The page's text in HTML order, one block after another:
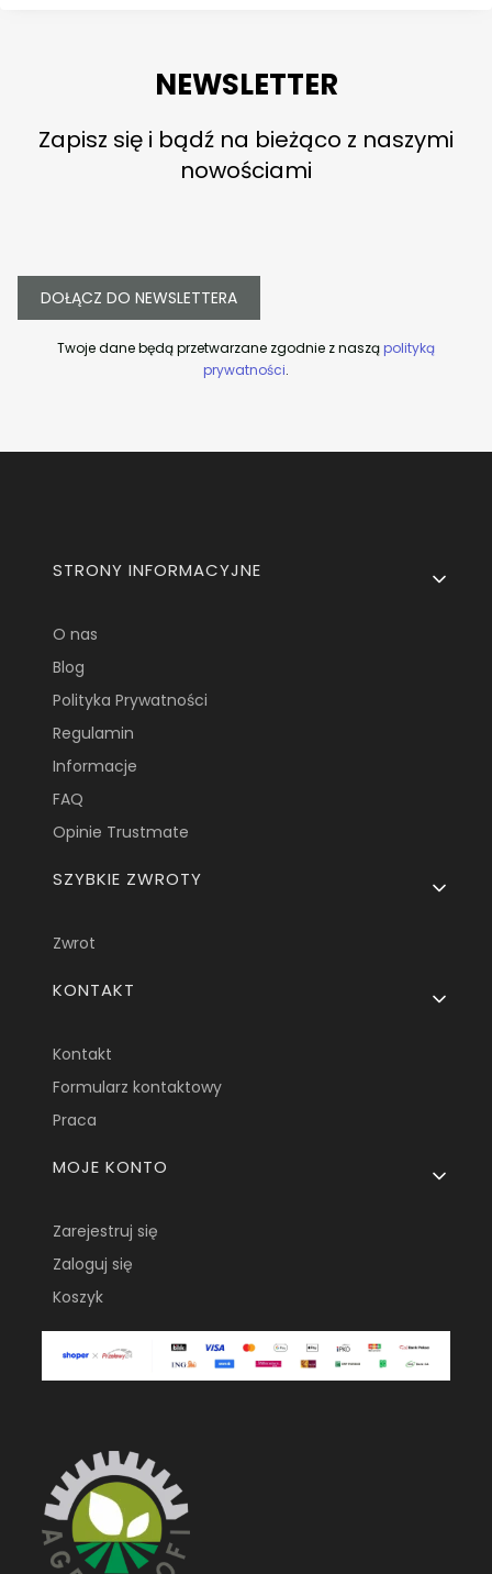
NEWSLETTER
Zapisz się i bądź na bieżąco z naszymi
nowościami
DOŁĄCZ DO NEWSLETTERA
Twoje dane będą przetwarzane zgodnie z nasząpolityką
prywatności.
Linki w stopce
STRONY INFORMACYJNE
O nas
Blog
Polityka Prywatności
Regulamin
Informacje
FAQ
Opinie Trustmate
SZYBKIE ZWROTY
Zwrot
KONTAKT
Kontakt
Formularz kontaktowy
Praca
MOJE KONTO
Zarejestruj się
Zaloguj się
Koszyk